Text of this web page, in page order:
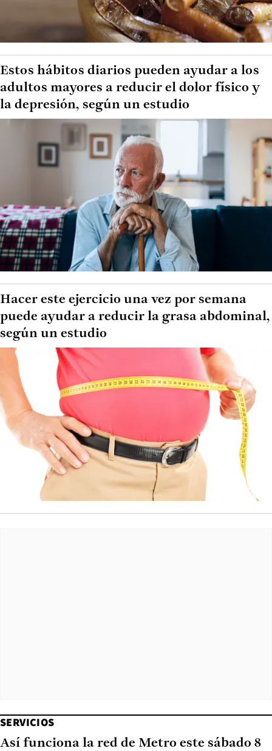
Estos hábitos diarios pueden ayudar a los
adultos mayores a reducir el dolor físico y
la depresión, según un estudio
Hacer este ejercicio una vez por semana
puede ayudar a reducir la grasa abdominal,
según un estudio
SERVICIOS
Así funciona la red de Metro este sábado 8